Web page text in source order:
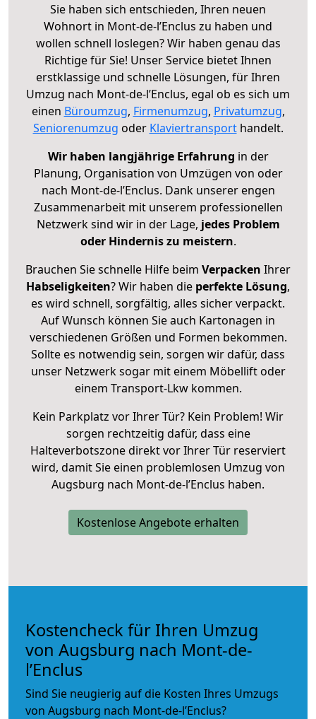
Sie haben sich entschieden, Ihren neuen
Wohnort in Mont-de-l’Enclus zu haben und
wollen schnell loslegen? Wir haben genau das
Richtige für Sie! Unser Service bietet Ihnen
erstklassige und schnelle Lösungen, für Ihren
Umzug nach Mont-de-l’Enclus, egal ob es sich um
einen Büroumzug, Firmenumzug, Privatumzug,
Seniorenumzug oder Klaviertransporthandelt.
Wir haben langjährige Erfahrung in der
Planung, Organisation von Umzügen von oder
nach Mont-de-l’Enclus. Dank unserer engen
Zusammenarbeit mit unserem professionellen
Netzwerk sind wir in der Lage, jedes Problem
oder Hindernis zu meistern.
Brauchen Sie schnelle Hilfe beim Verpacken Ihrer
Habseligkeiten? Wir haben die perfekte Lösung,
es wird schnell, sorgfältig, alles sicher verpackt.
Auf Wunsch können Sie auch Kartonagen in
verschiedenen Größen und Formen bekommen.
Sollte es notwendig sein, sorgen wir dafür, dass
unser Netzwerk sogar mit einem Möbellift oder
einem Transport-Lkw kommen.
Kein Parkplatz vor Ihrer Tür? Kein Problem! Wir
sorgen rechtzeitig dafür, dass eine
Halteverbotszone direkt vor Ihrer Tür reserviert
wird, damit Sie einen problemlosen Umzug von
Augsburg nach Mont-de-l’Enclus haben.
Kostenlose Angebote erhalten
Kostencheck für Ihren Umzug
von Augsburg nach Mont-de-
l’Enclus
Sind Sie neugierig auf die Kosten Ihres Umzugs
von Augsburg nach Mont-de-l’Enclus?